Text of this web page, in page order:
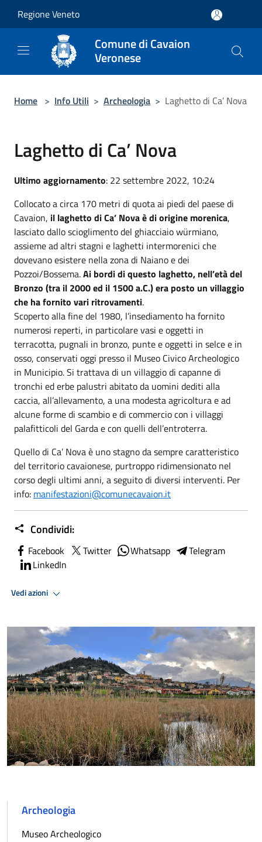
Regione Veneto
Comune di Cavaion
Veronese
Home > Info Utili > Archeologia > Laghetto di Ca’ Nova
Laghetto di Ca’ Nova
Ultimo aggiornamento: 22 settembre 2022, 10:24
Collocato a circa 170 metri di quota ai piedi del paese di
Cavaion, il laghetto di Ca’ Nova è di origine morenica,
lasciato dallo scioglimento del ghiacciaio würmiano,
assieme ad altri stagni e laghetti intermorenici che
dovevano esistere nella zona di Naiano e dei
Pozzoi/Bossema.Ai bordi di questo laghetto, nell’età del
Bronzo (tra il 2000 ed il 1500 a.C.) era posto un villaggio
che ha fornito vari ritrovamenti.
Scoperto alla fine del 1980, l’insediamento ha fornito
numerosi reperti, in particolare vasi e oggetti in
terracotta, pugnali in bronzo, punte e oggetti in selce e in
osso, conservati oggi presso il Museo Civico Archeologico
in Municipio. Si trattava di un villaggio di capanne di
tronchi ed erbe palustri abitato da uomini dediti alla
caccia, all’allevamento, a una modesta agricoltura e ad
alcune forme di scambio e di commercio con i villaggi
palafitticoli del Garda e con quelli dell’entroterra.
Quello di Ca’ Nova è uno stagno da sempre caratteristico
del territorio cavaionese, purtroppo ridimensionato nel
corso degli ultimi anni, a seguito di diversi interventi. Per
info: manifestazioni@comunecavaion.it
Condividi:
Facebook Twitter Whatsapp
Telegram
LinkedIn
Vedi azioni
Archeologia
Museo Archeologico